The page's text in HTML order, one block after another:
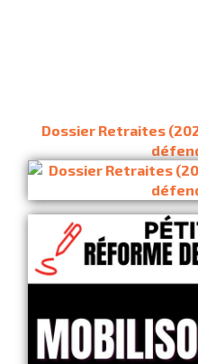
Dossier Retraites